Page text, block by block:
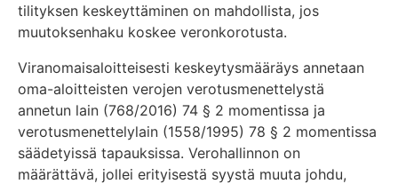
tilityksen keskeyttäminen on mahdollista, jos
muutoksenhaku koskee veronkorotusta.
Viranomaisaloitteisesti keskeytysmääräys annetaan
oma-aloitteisten verojen verotusmenettelystä
annetun lain (768/2016) 74 § 2 momentissa ja
verotusmenettelylain (1558/1995) 78 § 2 momentissa
säädetyissä tapauksissa. Verohallinnon on
määrättävä, jollei erityisestä syystä muuta johdu,